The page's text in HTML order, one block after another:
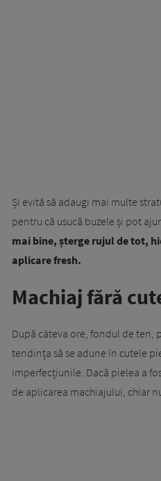
Și evită să adaugi mai multe
pentru că usucă buzele și pot
mai bine, șterge rujul de tot,
aplicare fresh.
Machiaj fără
După câteva ore, fondul de ten,
tendința să se adune în cutele
imperfecțiunile. Dacă pielea a
de aplicarea machiajului, chiar